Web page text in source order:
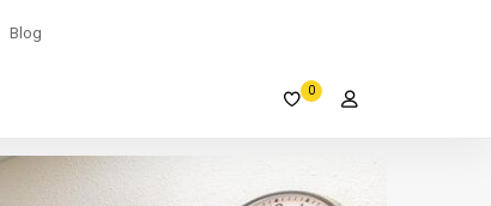
Blog
0